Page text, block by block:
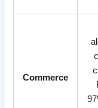
Commerce